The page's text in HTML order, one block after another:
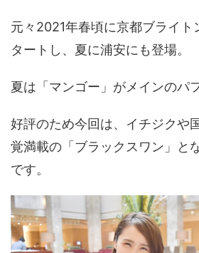
元々2021年春頃に京都ブライト
タートし、夏に浦安にも登場。
夏は「マンゴー」がメインのパ
好評のため今回は、イチジクや
覚満載の「ブラックスワン」と
です。